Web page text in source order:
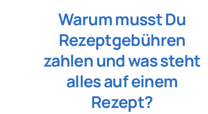
Warum musst Du
Rezeptgebühren
zahlen und was steht
alles auf einem
Rezept?